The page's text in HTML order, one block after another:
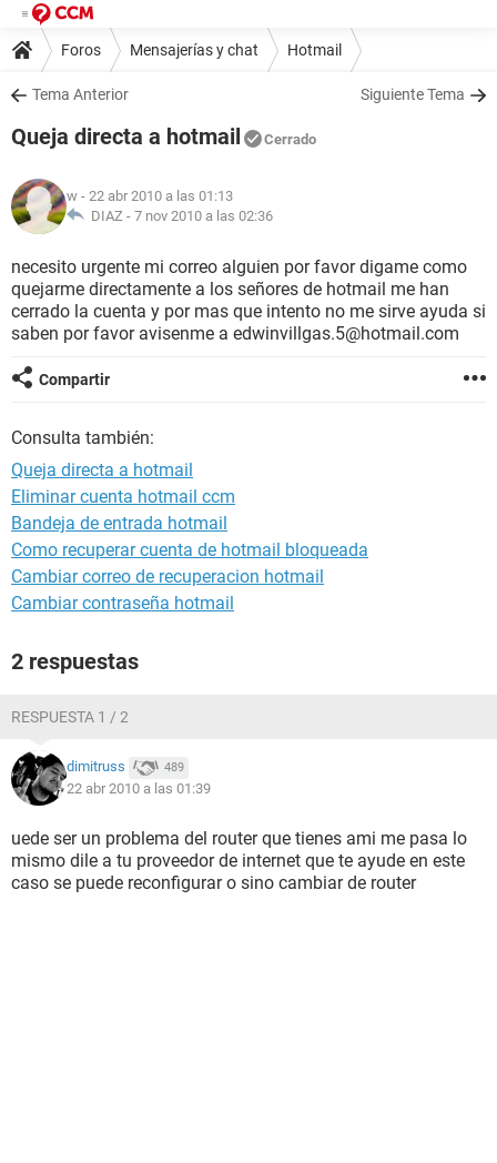
Foros Mensajerías y chat Hotmail
Tema Anterior Siguiente Tema
Queja directa a hotmail Cerrado
w - 22 abr 2010 a las 01:13
DIAZ - 7 nov 2010 a las 02:36
necesito urgente mi correo alguien por favor digame como
quejarme directamente a los señores de hotmail me han
cerrado la cuenta y por mas que intento no me sirve ayuda si
saben por favor avisenme a edwinvillgas.5@hotmail.com
Compartir
Consulta también:
Queja directa a hotmail
Eliminar cuenta hotmail ccm
Bandeja de entrada hotmail
Como recuperar cuenta de hotmail bloqueada
Cambiar correo de recuperacion hotmail
Cambiar contraseña hotmail
2 respuestas
RESPUESTA 1 / 2
dimitruss 489
22 abr 2010 a las 01:39
uede ser un problema del router que tienes ami me pasa lo
mismo dile a tu proveedor de internet que te ayude en este
caso se puede reconfigurar o sino cambiar de router